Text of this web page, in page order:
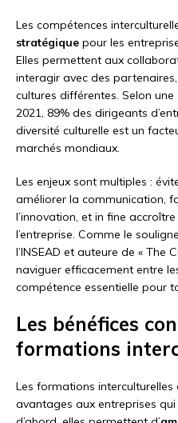
Les compétences
stratégique pour les
Elles permettent aux
interagir avec des
cultures différentes. Selon
2021, 89% des dirigeants
diversité culturelle est un
marchés mondiaux.
Les enjeux sont multiples :
améliorer la communication,
l’innovation, et in fine
l’entreprise. Comme le souligne
l’INSEAD et auteure de « The
naviguer efficacement entre
compétence essentielle pour
Les bénéfices
formations
Les formations
avantages aux entreprises